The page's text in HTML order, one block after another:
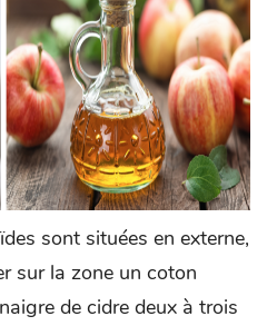
sont situées en externe,
sur la zone un coton
de cidre deux à trois